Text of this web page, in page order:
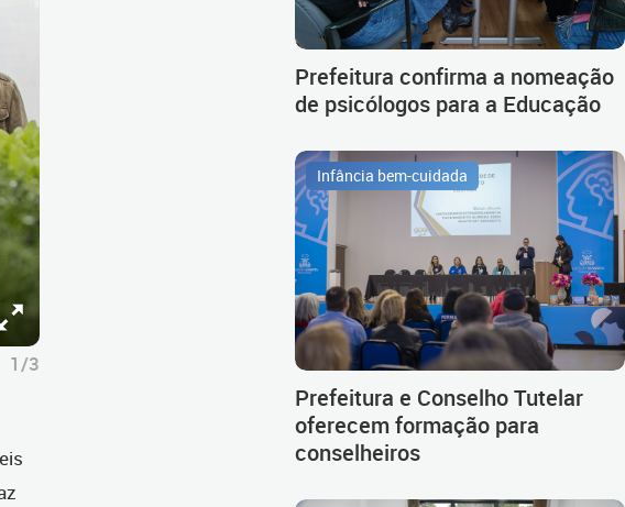
1/3
Prefeitura confirma a nomeação
de psicólogos para a Educação
Infância bem-cuidada
Prefeitura e Conselho Tutelar
oferecem formação para
conselheiros